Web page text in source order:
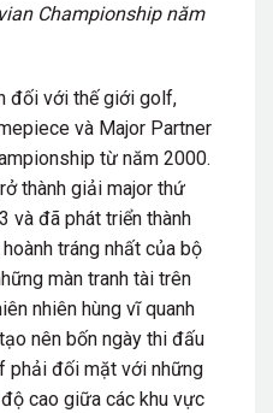
Championship năm
đối với thế giới golf,
và Major Partner
từ năm 2000.
thành giải major thứ
và đã phát triển thành
tráng nhất của bộ
màn tranh tài trên
nhiên hùng vĩquanh
nên bốn ngày thi đấu
phải đối mặt với những
cao giữa các khu vực